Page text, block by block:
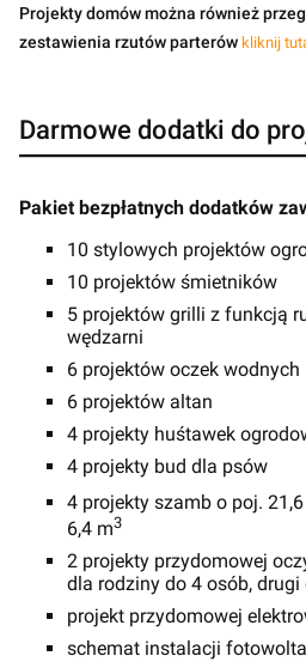
Projekty domów można również
zestawienia rzutów parterów kliknij
Darmowe dodatki do
Pakiet bezpłatnych dodatków
10 stylowych projektów
10 projektów śmietników
5 projektów grilli z funkcją
wędzarni
6 projektów oczek wodnych
6 projektów altan
4 projekty huśtawek
4 projekty bud dla psów
4 projekty szamb o poj.
6,4 m3
2 projekty przydomowej
dla rodziny do 4 osób,
projekt przydomowej
schemat instalacji